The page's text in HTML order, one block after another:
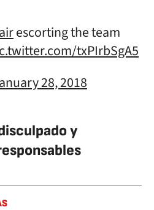
escorting the team
txPIrbSgA5
28, 2018
y